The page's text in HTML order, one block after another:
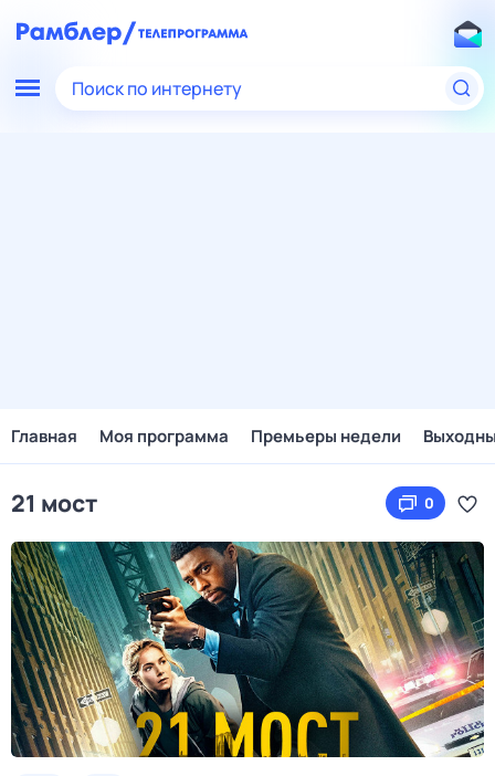
Поиск по интернету
Главная Моя программа Премьеры недели
21 мост 0